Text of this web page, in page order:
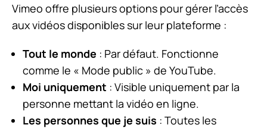
Vimeo offre plusieurs options pour gérer l’accès
aux vidéos disponibles sur leur plateforme :
Tout le monde : Par défaut. Fonctionne
comme le « Mode public » de YouTube.
Moi uniquement : Visible uniquement par la
personne mettant la vidéo en ligne.
Les personnes que je suis : Toutes les